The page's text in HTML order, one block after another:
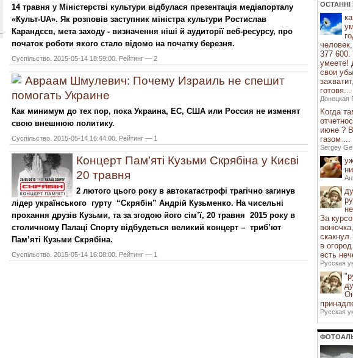
14 травня у Міністерстві культури відбулася презентація медіапорталу
«Культ-UA». Як розповів заступник міністра культури Ростислав
Карандєєв, мета заходу - визначення ніші й аудиторії веб-ресурсу, про
початок роботи якого стало відомо на початку березня.
Суспільство. 2015-05-14 18:59:00. Рейтинг — 2
Авраам Шмулевич: Почему Израиль не спешит
помогать Украине
Как минимум до тех пор, пока Украина, ЕС, США или Россия не изменят
свою внешнюю политику.
Суспільство. 2015-05-14 16:44:00. Рейтинг — 1
Концерт Пам’яті Кузьми Cкрябіна у Києві
20 травня
2 лютого цього року в автокатастрофі трагічно загинув
лідер українського гурту “Скрябін” Андрій Кузьменко. На чисельні
прохання друзів Кузьми, та за згодою його сім’ї, 20 травня 2015 року в
столичному Палаці Спорту відбудеться великий концерт – триб’ют
Пам’яті Кузьми Скрябіна.
Суспільство. 2015-05-14 16:08:00. Рейтинг — 1
ОСТАННI
377
умеете!
свои
готовя...
Донецкая
Когда
июне ?
газом ...
Sergey
За
в
есть
Русская
Русская